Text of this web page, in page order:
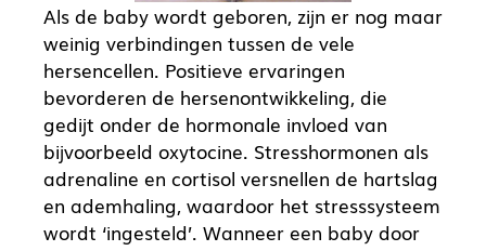
Als de baby wordt geboren, zijn er nog maar
weinig verbindingen tussen de vele
hersencellen. Positieve ervaringen
bevorderen de hersenontwikkeling, die
gedijt onder de hormonale invloed van
bijvoorbeeld oxytocine. Stresshormonen als
adrenaline en cortisol versnellen de hartslag
en ademhaling, waardoor het stresssysteem
wordt ‘ingesteld’. Wanneer een baby door